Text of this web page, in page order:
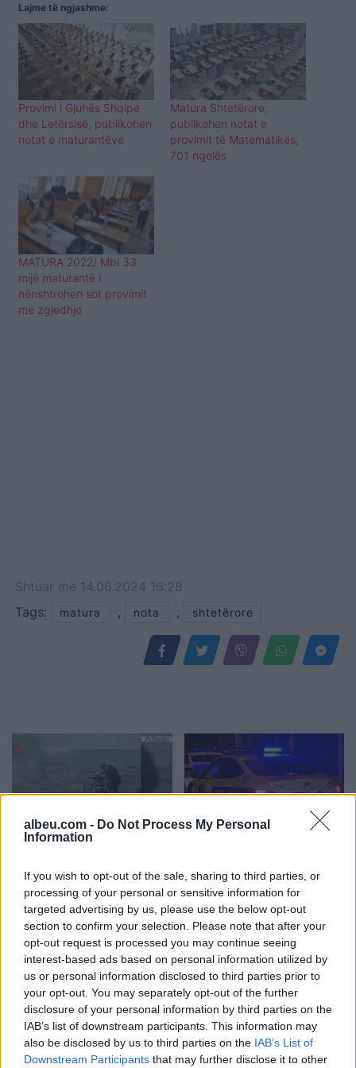
albeu.com - Do Not Process My Personal
Information
If you wish to opt-out of the sale, sharing to third parties, or
processing of your personal or sensitive information for
targeted advertising by us, please use the below opt-out
section to confirm your selection. Please note that after your
opt-out request is processed you may continue seeing
interest-based ads based on personal information utilized by
us or personal information disclosed to third parties prior to
your opt-out. You may separately opt-out of the further
disclosure of your personal information by third parties on the
IAB’s list of downstream participants. This information may
also be disclosed by us to third parties on the IAB’s List of
Downstream Participants that may further disclose it to other
Lajme të ngjashme:
Provimi i Gjuhës Shqipe
dhe Letërsisë, publikohen
notat e maturantëve
Matura Shtetërore,
publikohen notat e
provimit të Matematikës,
701 ngelës
MATURA 2022/ Mbi 33
mijë maturantë i
nënshtrohen sot provimit
me zgjedhje
Shtuar më 14.06.2024 16:28
Tags:
matura , nota , shtetërore
Hyri me Jet Ski në
Zvërnec, gjobitet me 300
mijë lekë drejtuesi
vdes 38-vjeçari nga
Kosova
“Po ngrihet një ministri
paralele e Shëndetësisë”/
Këlliçi: Projektligji i
Video/ Shpërthimi në një
minibus në periferi të
Damaskut lë 2 të vdekur